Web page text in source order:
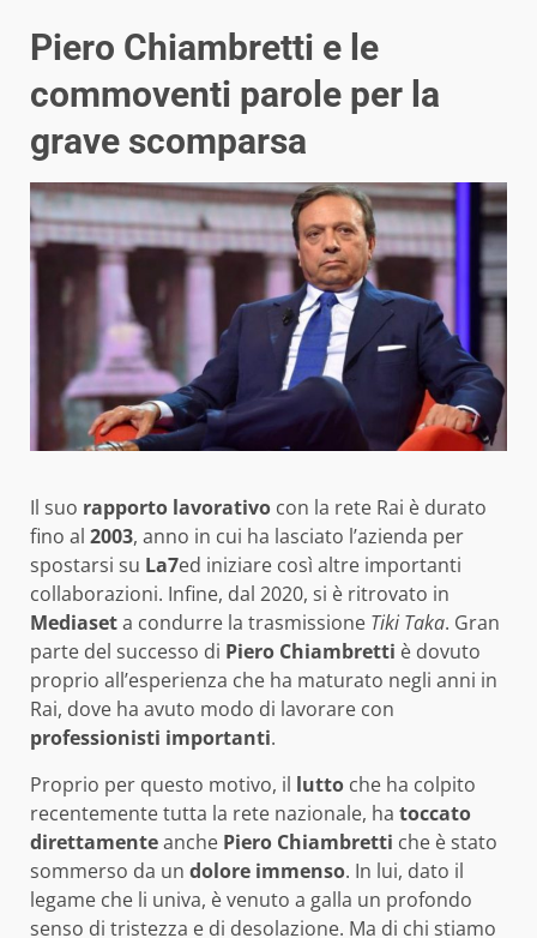
Piero Chiambretti e le
commoventi parole per la
grave scomparsa
Il suo rapporto lavorativo con la rete Rai è durato
fino al 2003, anno in cui ha lasciato l’azienda per
spostarsi su La7ed iniziare così altre importanti
collaborazioni. Infine, dal 2020, si è ritrovato in
Mediaseta condurre la trasmissione Tiki Taka. Gran
parte del successo di Piero Chiambretti è dovuto
proprio all’esperienza che ha maturato negli anni in
Rai, dove ha avuto modo di lavorare con
professionisti importanti.
Proprio per questo motivo, il lutto che ha colpito
recentemente tutta la rete nazionale, ha toccato
direttamenteanche Piero Chiambretti che è stato
sommerso da un dolore immenso. In lui, dato il
legame che li univa, è venuto a galla un profondo
senso di tristezza e di desolazione. Ma di chi stiamo